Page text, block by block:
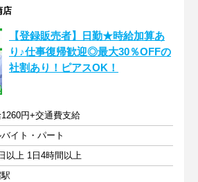
店
【登録販売者】日勤★時給加算あ
り♪仕事復帰歓迎◎最大30％OFFの
社割あり！ピアスOK！
円+交通費支給
イト・パート
以上 1日4時間以上